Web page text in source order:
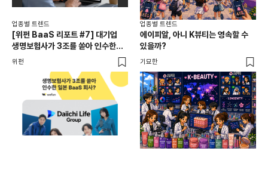
업종별 트렌드
[위펀 BaaS 리포트 #7] 대기업
생명보험사가 3조를 쏟아 인수한
일본 BaaS 회사의 정체는?
위펀
업종별 트렌드
에이피알, 아니 K뷰티는 영속할 수
있을까?
기묘한